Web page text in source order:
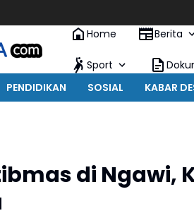
Home
Berita
Sport
PENDIDIKAN SOSIAL KABAR
di Ngawi,